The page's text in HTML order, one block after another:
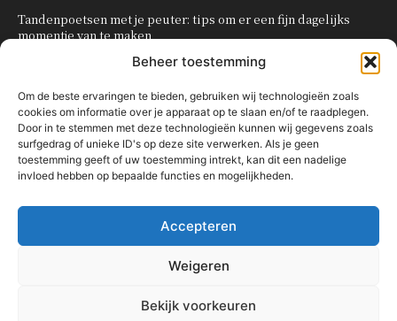
Beheer toestemming
Om de beste ervaringen te bieden, gebruiken wij technologieën zoals
cookies om informatie over je apparaat op te slaan en/of te raadplegen.
Door in te stemmen met deze technologieën kunnen wij gegevens zoals
surfgedrag of unieke ID's op deze site verwerken. Als je geen
toestemming geeft of uw toestemming intrekt, kan dit een nadelige
invloed hebben op bepaalde functies en mogelijkheden.
Accepteren
Weigeren
Bekijk voorkeuren
Tandenpoetsen met je peuter: tips om er een fijn dagelijks
momentje van te maken
Zo organiseer je een onvergetelijk kinderfeestje
POPULAIRE CATEGORIEËN
OVERIG
KNUTSELEN MET KINDEREN
TRAKTATIES
80